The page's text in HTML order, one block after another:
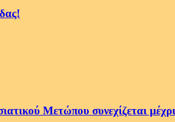
Μετώπου συνεχίζεται